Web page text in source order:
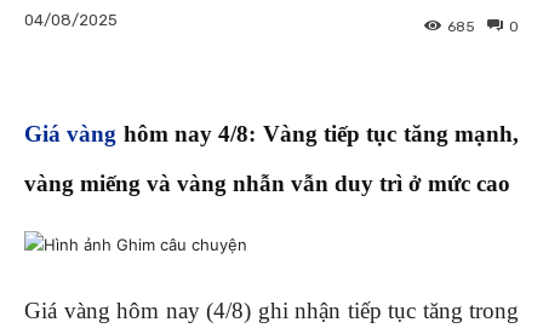
04/08/2025 0
685
Giá vàng hôm nay 4/8: Vàng tiếp tục tăng mạnh,
vàng miếng và vàng nhẫn vẫn duy trì ở mức cao
Giá vàng hôm nay (4/8) ghi nhận tiếp tục tăng trong